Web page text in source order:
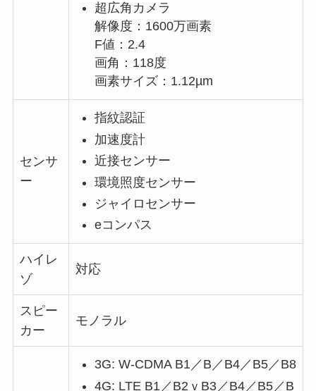
超広角カメラ
解像度：1600万画素
F値：2.4
画角：118度
画素サイズ：1.12µm
センサ
ー
指紋認証
加速度計
近接センサー
環境照度センサー
ジャイロセンサー
eコンパス
ハイレ
ゾ
対応
スピー
カー
モノラル
3G: W-CDMA B1／B／B4／B5／B8
4G: LTE B1／B2ｖB3／B4／B5／B